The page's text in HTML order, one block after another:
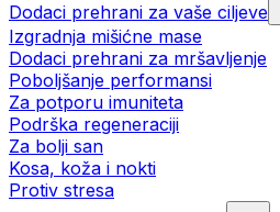
Dodaci prehrani za vaše ciljeve
Izgradnja mišićne mase
Dodaci prehrani za mršavljenje
Poboljšanje performansi
Za potporu imuniteta
Podrška regeneraciji
Za bolji san
Kosa, koža i nokti
Protiv stresa